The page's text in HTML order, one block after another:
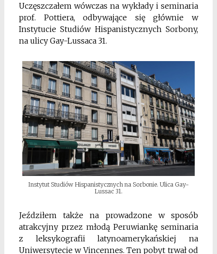
Uczęszczałem wówczas na wykłady i seminaria
prof. Pottiera, odbywające się głównie w
Instytucie Studiów Hispanistycznych Sorbony,
na ulicy Gay-Lussaca 31.
Instytut Studiów Hispanistycznych na Sorbonie. Ulica Gay-
Lussac 31.
Jeździłem także na prowadzone w sposób
atrakcyjny przez młodą Peruwiankę seminaria
z leksykografii latynoamerykańskiej na
Uniwersytecie w Vincennes. Ten pobyt trwał od